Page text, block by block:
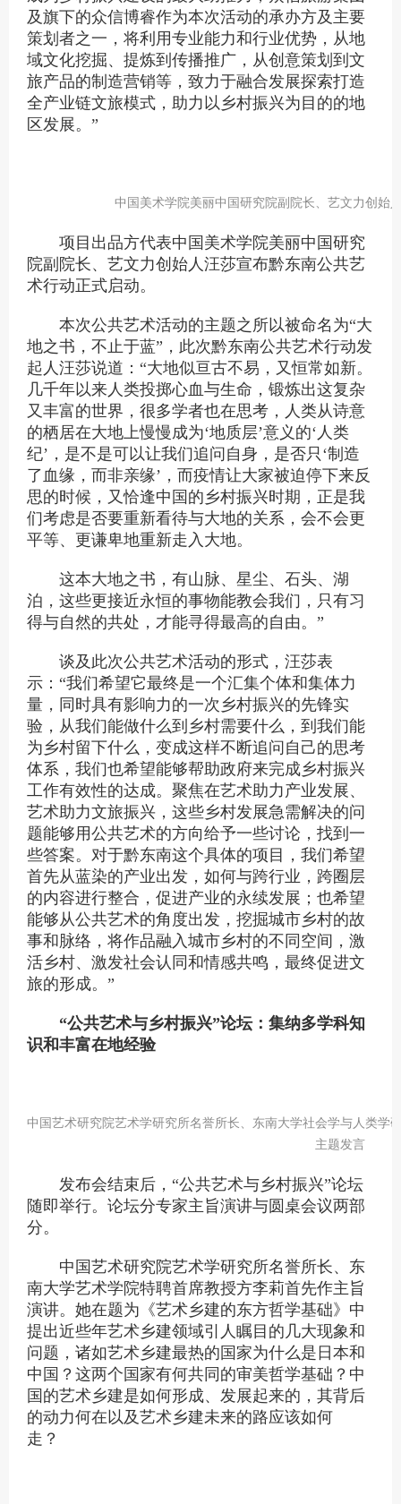
及旗下的众信博睿作为本次活动的承办方及主要
策划者之一， 将利用专业能力和行业优势，从地
域文化挖掘、 提炼到传播推广，从创意策划到文
旅产品的制造营销等，致力于融合发展探索打造
全产业链文旅模式，助力 以乡村振兴为目的的地
区发展。 ”
中国美术学院美丽中国研究院副院长、艺文力创始
项目出品方代表中国美术学院美丽中国研究
院副院长、 艺文力创始人汪莎宣布黔东南公共艺
术行动正式启动。
本次公共艺术活动的主题之所以被命名为“大
地之书，不止于蓝”，此次黔东南公共艺术行动发
起人汪莎说道：“大地似亘古不易，又恒常如新。
几千年以来人类投掷心血与生命，锻炼出这复杂
又丰富的世界，很多学者也在思考，人类从诗意
的栖居在大地上慢慢成为‘地质层’意义的‘ 人类
纪’，是不是可以让我们追问自身，是否只‘制造
了血缘，而非亲缘’，而疫情让大家被迫停下来反
思的时候，又恰逢中国的乡村振兴时期，正是我
们考虑是否要重新看待与大地的关系，会不会更
平等、更谦卑地重新走入大地。
这本大地之书，有山脉、星尘、石头、湖
泊，这些更接近永恒的事物能教会我们，只有习
得与自然的共处，才能寻得最高的自由。 ”
谈及此次公共艺术活动的形式，汪莎表
示：“我们希望它最终是一个汇集个体和集体力
量，同时具有影响力的一次乡村振兴的先锋实
验，从我们能做什么到乡村需要什么，到我们能
为乡村留下什么，变成这样不断追问自己的思考
体系，我们也希望能够帮助政府来完成乡村振兴
工作有效性的达成。聚焦在艺术助力产业发展、
艺术助力文旅振兴，这些乡村发展急需解决的问
题能够用公共艺术的方向给予一些讨论，找到一
些答案。对于黔东南这个具体的项目，我们希望
首先从蓝染的产业出发，如何与跨行业，跨圈层
的内容进行整合，促进产业的永续发展；也希望
能够从公共艺术的角度出发，挖掘城市乡村的故
事和脉络，将作品融入城市乡村的不同空间，激
活乡村、激发社会认同和情感共鸣，最终促进文
旅的形成。”
“公共艺术与乡村振兴”论坛：集纳多学科知
识和丰富在地经验
中国艺术研究院艺术学研究所名誉所长、东南大学社会学与人类学
主题发言
发布会结束后，“公共艺术与乡村振兴”论坛
随即举行。论坛分专家主旨演讲与圆桌会议两部
分。
中国艺术研究院艺术学研究所名誉所长、东
南大学艺术学院特聘首席教授方李莉首先作主旨
演讲。她在题为《艺术乡建的东方哲学基础》中
提出近些年艺术乡建领域引人瞩目的几大现象和
问题，诸如艺术乡建最热的国家为什么是日本和
中国？这两个国家有何共同的审美哲学基础？中
国的艺术乡建是如何形成、发展起来的，其背后
的动力何在以及艺术乡建未来的路应该如何
走？